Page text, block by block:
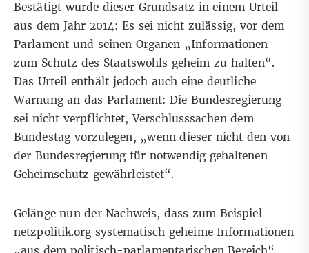
Bestätigt wurde dieser Grundsatz in einem Urteil
aus dem Jahr 2014: Es sei nicht zulässig, vor dem
Parlament und seinen Organen „Informationen
zum Schutz des Staatswohls geheim zu halten“.
Das Urteil enthält jedoch auch eine deutliche
Warnung an das Parlament: Die Bundesregierung
sei nicht verpflichtet, Verschlusssachen dem
Bundestag vorzulegen, „wenn dieser nicht den von
der Bundesregierung für notwendig gehaltenen
Geheimschutz gewährleistet“.
Gelänge nun der Nachweis, dass zum Beispiel
netzpolitik.org systematisch geheime Informationen